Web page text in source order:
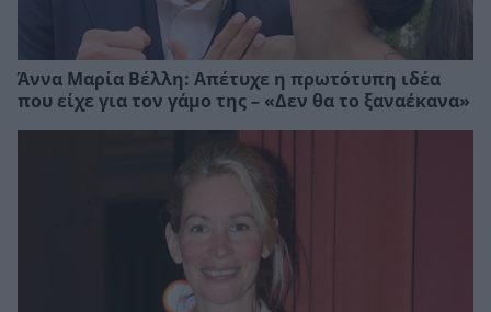
Άννα Μαρία Βέλλη: Απέτυχε η πρωτότυπη ιδέα
που είχε για τον γάμο της – «Δεν θα το ξαναέκανα»